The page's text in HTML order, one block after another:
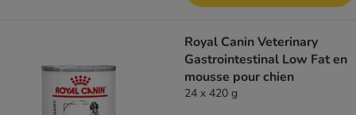
Royal Canin Veterinary
Gastrointestinal Low Fat en
mousse pour chien
24 x 420 g